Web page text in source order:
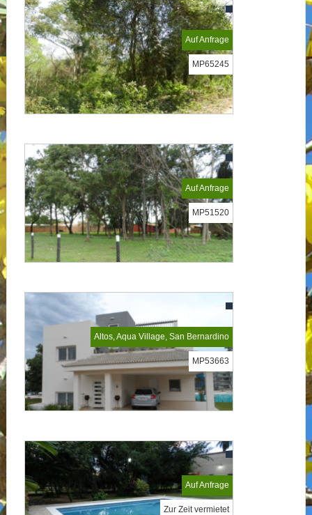
Auf Anfrage
MP65245
Auf Anfrage
MP51520
Altos, Aqua Village, San Bernardino
MP53663
Auf Anfrage
Zur Zeit vermietet